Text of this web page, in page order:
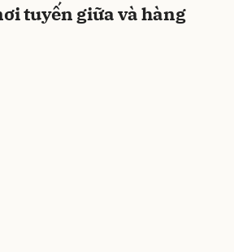
tuyến giữa và hàng